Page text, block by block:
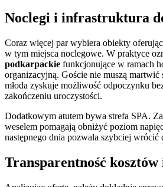
Noclegi i infrastruktura
Coraz więcej par wybiera obiekty
w tym miejsca noclegowe. W praktyce
podkarpackie funkcjonujące w ramach
organizacyjną. Goście nie muszą martwić
młoda zyskuje możliwość odpoczynku
zakończeniu uroczystości.
Dodatkowym atutem bywa strefa SPA.
weselem pomagają obniżyć poziom
następnego dnia pozwala szybciej
Transparentność kosztów